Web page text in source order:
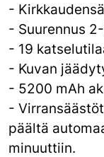
-
- Suurennus
- 19
- Kuvan
- 5200 mAh
-
päältä
minuuttiin.